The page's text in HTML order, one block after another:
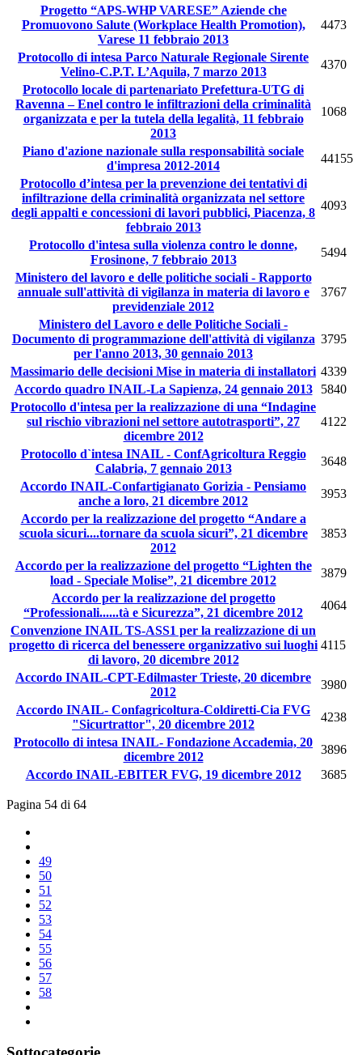
Progetto “APS-WHP VARESE” Aziende che
Promuovono Salute (Workplace Health Promotion),
Varese 11 febbraio 2013
4473
Protocollo di intesa Parco Naturale Regionale Sirente
Velino-C.P.T. L’Aquila, 7 marzo 2013
4370
Protocollo locale di partenariato Prefettura-UTG di
Ravenna – Enel contro le infiltrazioni della criminalità
organizzata e per la tutela della legalità, 11 febbraio
2013
1068
Piano d'azione nazionale sulla responsabilità sociale
d'impresa 2012-2014
44155
Protocollo d’intesa per la prevenzione dei tentativi di
infiltrazione della criminalità organizzata nel settore
degli appalti e concessioni di lavori pubblici, Piacenza, 8
febbraio 2013
4093
Protocollo d'intesa sulla violenza contro le donne,
Frosinone, 7 febbraio 2013
5494
Ministero del lavoro e delle politiche sociali - Rapporto
annuale sull'attività di vigilanza in materia di lavoro e
previdenziale 2012
3767
Ministero del Lavoro e delle Politiche Sociali -
Documento di programmazione dell'attività di vigilanza
per l'anno 2013, 30 gennaio 2013
3795
Massimario delle decisioni Mise in materia di installatori 4339
Accordo quadro INAIL-La Sapienza, 24 gennaio 2013
5840
Protocollo d'intesa per la realizzazione di una “Indagine
sul rischio vibrazioni nel settore autotrasporti”, 27
dicembre 2012
4122
Protocollo d`intesa INAIL - ConfAgricoltura Reggio
Calabria, 7 gennaio 2013
3648
Accordo INAIL-Confartigianato Gorizia - Pensiamo
anche a loro, 21 dicembre 2012
3953
Accordo per la realizzazione del progetto “Andare a
scuola sicuri....tornare da scuola sicuri”, 21 dicembre
2012
3853
Accordo per la realizzazione del progetto “Lighten the
load - Speciale Molise”, 21 dicembre 2012
3879
Accordo per la realizzazione del progetto
“Professionali......tà e Sicurezza”, 21 dicembre 2012
4064
Convenzione INAIL TS-ASS1 per la realizzazione di un
progetto dì ricerca del benessere organizzativo sui luoghi
di lavoro, 20 dicembre 2012
4115
Accordo INAIL-CPT-Edilmaster Trieste, 20 dicembre
2012
3980
Accordo INAIL- Confagricoltura-Coldiretti-Cia FVG
"Sicurtrattor", 20 dicembre 2012
4238
Protocollo di intesa INAIL- Fondazione Accademia, 20
dicembre 2012
3896
Accordo INAIL-EBITER FVG, 19 dicembre 2012
3685
Pagina 54 di 64
49
50
51
52
53
54
55
56
57
58